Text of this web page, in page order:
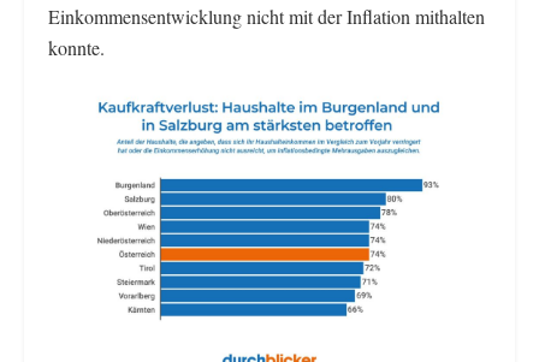
Einkommensentwicklung nicht mit der Inflation mithalten
konnte.